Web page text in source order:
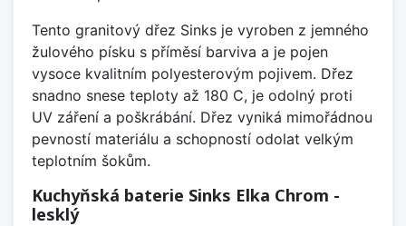
Tento granitový dřez Sinks je vyroben z jemného
žulového písku s příměsí barviva a je pojen
vysoce kvalitním polyesterovým pojivem. Dřez
snadno snese teploty až 180 C, je odolný proti
UV záření a poškrábání. Dřez vyniká mimořádnou
pevností materiálu a schopností odolat velkým
teplotním šokům.
Kuchyňská baterie Sinks Elka Chrom -
lesklý